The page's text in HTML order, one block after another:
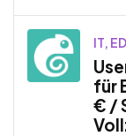
IT,
für
€ /